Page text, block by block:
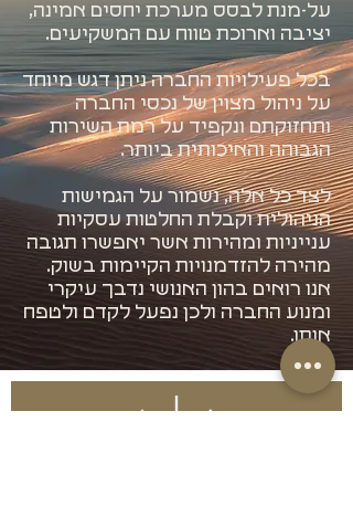
על-מנת לבסס מערכת יחסים אמינה,
יציבה וארוכת טווח עם המשקיעים.
בכל פעילויות החברה ניתן דגש מיוחד
על ניהול מצוין של נכסי החברה
ותחזוקתם ונקפיד על רמת השירות
הגבוהה והאיכותית ביותר.
לצד כל אלה, נשמור על הגמישות
הניהולית וקבלת החלטות עסקיות
ענייניות ומהירות אשר יאפשרו תגובה
מהירה להזדמנויות הקיימות בשוק.
אנו רואים בהון האנושי נדבך עיקרי
ומנוע החברה ולכן נפעל לקדם ולטפח
אותו.